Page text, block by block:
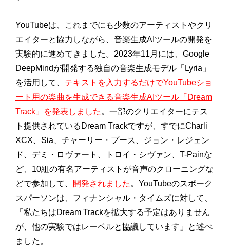
YouTubeは、これまでにも少数のアーティストやクリ
エイターと協力しながら、音楽生成AIツールの開発を
実験的に進めてきました。2023年11月には、Google
DeepMindが開発する独自の音楽生成モデル「Lyria」
を活用して、 テキストを入力するだけでYouTubeショ
ート用の楽曲を生成できる音楽生成AIツール「Dream
Track」を発表しました 。一部のクリエイターにテス
ト提供されているDream Trackですが、すでにCharli
XCX、Sia、チャーリー・プース、ジョン・レジェン
ド、デミ・ロヴァート、トロイ・シヴァン、T-Painな
ど、10組の有名アーティストが音声のクローニングな
どで参加して、
開発されました 。YouTubeのスポーク
スパーソンは、フィナンシャル・タイムズに対して、
「私たちはDream Trackを拡大する予定はありません
が、他の実験ではレーベルと協議しています」と述べ
ました。